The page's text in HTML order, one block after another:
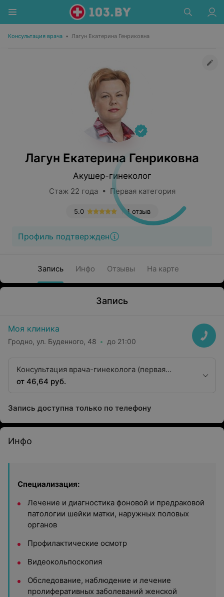
Консультация врача • Лагун Екатерина Генриковна
Лагун Екатерина Генриковна
Акушер-гинеколог
Стаж 22 года • Первая категория
1 отзыв
5.0
Профиль подтвержден
Запись Инфо Отзывы На карте
Запись
Моя клиника
Гродно, ул. Буденного, 48 до 21:00
Консультация врача-гинеколога (первая
квалификационная категория)
от 46,64 руб.
Запись доступна только по телефону
Инфо
Специализация:
Лечение и диагностика фоновой и предраковой
патологии шейки матки, наружных половых
органов
Профилактические осмотр
Видеокольпоскопия
Обследование, наблюдение и лечение
пролиферативных заболеваний женской